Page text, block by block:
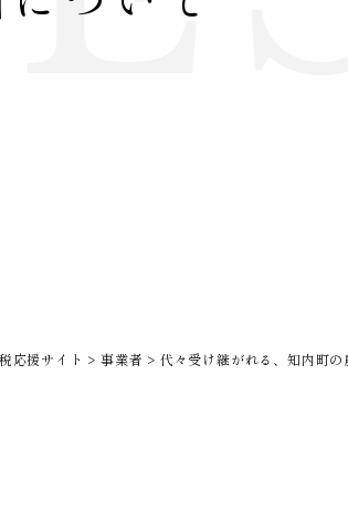
応援サイト >事業者 > 代々受け継がれる、知内町の